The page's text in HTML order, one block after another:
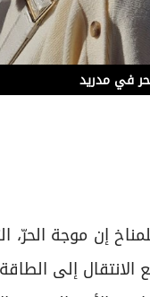
في مدريد
إن موجة الحرّ،
إلى